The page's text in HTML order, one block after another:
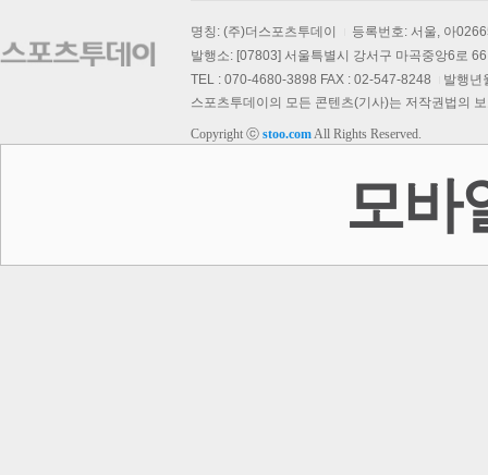
명칭: (주)더스포츠투데이
등록번호: 서울, 아
발행소: [07803] 서울특별시 강서구 마곡중앙6로
TEL : 070-4680-3898 FAX : 02-547-8248
발행년
스포츠투데이의 모든 콘텐츠(기사)는 저작권법의
Copyright ⓒ stoo.comAll Rights Reserved.
모바